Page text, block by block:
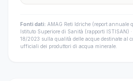
Fonti dati: AMAG Reti Idriche (report annuale
Istituto Superiore di Sanità (rapporti ISTISAN)
18/2023 sulla qualità delle acque destinate al
ufficiali dei produttori di acqua minerale.